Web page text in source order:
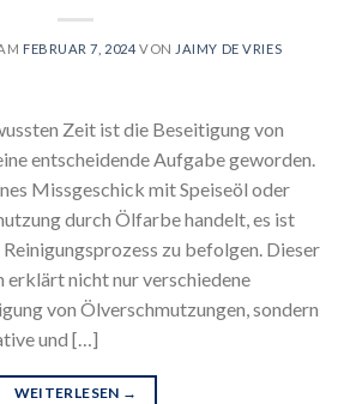
FEBRUAR 7, 2024 VON JAIMY DE VRIES
Zeit ist die Beseitigung von
entscheidende Aufgabe geworden.
Missgeschick mit Speiseöl oder
durch Ölfarbe handelt, es ist
zu befolgen. Dieser
erklärt nicht nur verschiedene
von Ölverschmutzungen, sondern
und […]
WEITERLESEN →